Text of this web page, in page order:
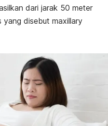
dari jarak 50 meter
yang disebut maxillary